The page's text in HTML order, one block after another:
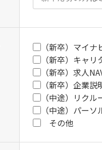
（新卒）マイナ
（新卒）キャリ
（新卒）求人
（新卒）企業説
（中途）リクル
（中途）パーソ
その他